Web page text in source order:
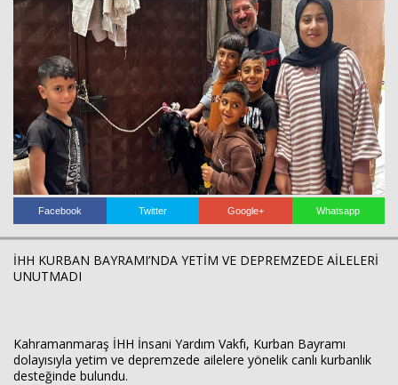
Facebook Twitter Google+ Whatsapp
İHH KURBAN BAYRAMI’NDA YETİM VE DEPREMZEDE AİLELERİ
UNUTMADI
Kahramanmaraş İHH İnsani Yardım Vakfı, Kurban Bayramı
dolayısıyla yetim ve depremzede ailelere yönelik canlı kurbanlık
desteğinde bulundu.
FOTO GALERİ
VİDEO GALERİ
KÜNYE
İLETİŞİM